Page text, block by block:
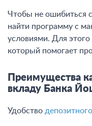
Чтобы не ошибиться
найти программу с
условиями. Для этого
который помогает
Преимущества
вкладу Банка
Удобство